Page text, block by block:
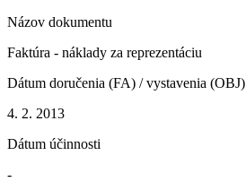
Názov dokumentu
Faktúra - náklady za reprezentáciu
Dátum doručenia (FA) / vystavenia (OBJ)
4. 2. 2013
Dátum účinnosti
-